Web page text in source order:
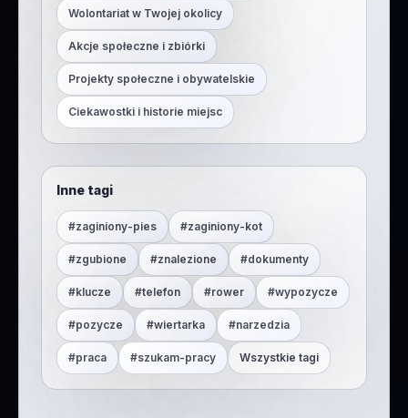
Wolontariat w Twojej okolicy
Akcje społeczne i zbiórki
Projekty społeczne i obywatelskie
Ciekawostki i historie miejsc
Inne tagi
#zaginiony-pies #zaginiony-kot
#zgubione #znalezione #dokumenty
#klucze #telefon #rower #wypozycze
#pozycze #wiertarka #narzedzia
#praca #szukam-pracy Wszystkie tagi